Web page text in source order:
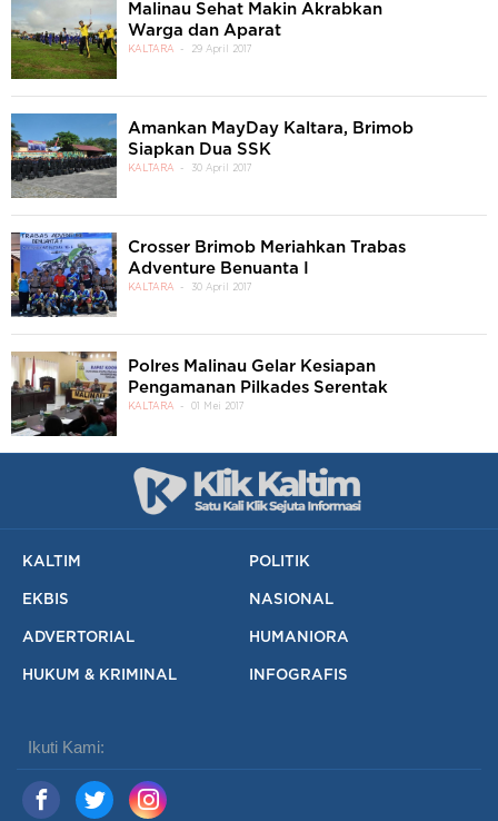
Malinau Sehat Makin Akrabkan
Warga dan Aparat
KALTARA 29 April 2017
Amankan MayDay Kaltara, Brimob
Siapkan Dua SSK
KALTARA 30 April 2017
Crosser Brimob Meriahkan Trabas
Adventure Benuanta I
KALTARA 30 April 2017
Polres Malinau Gelar Kesiapan
Pengamanan Pilkades Serentak
KALTARA 01 Mei 2017
KALTIM POLITIK
EKBIS NASIONAL
ADVERTORIAL HUMANIORA
HUKUM & KRIMINAL INFOGRAFIS
Ikuti Kami: